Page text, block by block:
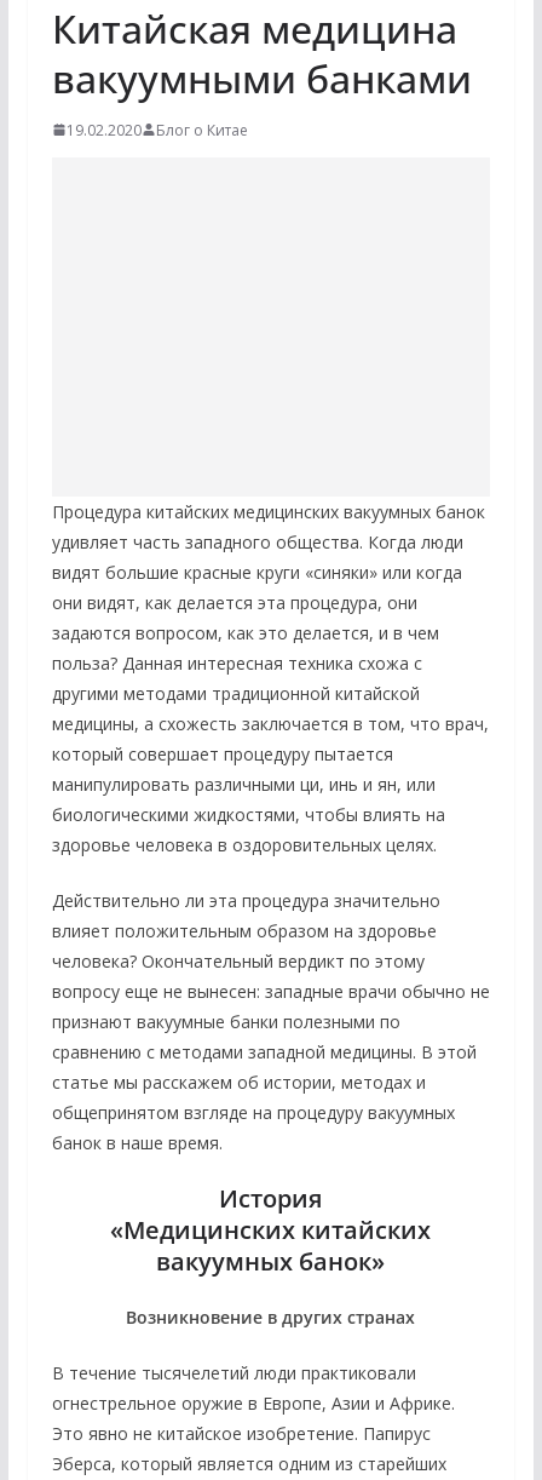
Китайская медицина
вакуумными банками
19.02.2020 Блог о Китае
Процедура китайских медицинских вакуумных банок
удивляет часть западного общества. Когда люди
видят большие красные круги «синяки» или когда
они видят, как делается эта процедура, они
задаются вопросом, как это делается, и в чем
польза? Данная интересная техника схожа с
другими методами традиционной китайской
медицины, а схожесть заключается в том, что врач,
который совершает процедуру пытается
манипулировать различными ци, инь и ян, или
биологическими жидкостями, чтобы влиять на
здоровье человека в оздоровительных целях.
Действительно ли эта процедура значительно
влияет положительным образом на здоровье
человека? Окончательный вердикт по этому
вопросу еще не вынесен: западные врачи обычно не
признают вакуумные банки полезными по
сравнению с методами западной медицины. В этой
статье мы расскажем об истории, методах и
общепринятом взгляде на процедуру вакуумных
банок в наше время.
История
«Медицинских китайских
вакуумных банок»
Возникновение в других странах
В течение тысячелетий люди практиковали
огнестрельное оружие в Европе, Азии и Африке.
Это явно не китайское изобретение. Папирус
Эберса, который является одним из старейших